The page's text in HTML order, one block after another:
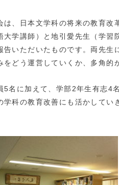
は、日本文学科の将来の教育
大学講師）と地引愛先生（学
告いただいたものです。両先
をどう運営していくか、多角的
5名に加えて、学部2年生有志4
学科の教育改善にも活かしてい